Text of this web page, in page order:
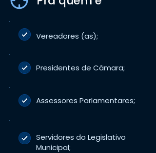
Vereadores (as);
Presidentes de Câmara;
Assessores Parlamentares;
Servidores do Legislativo
Municipal;